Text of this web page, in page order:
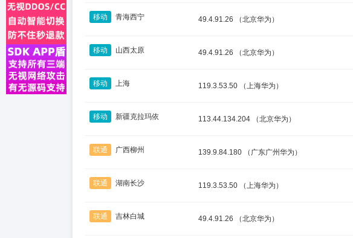
移动 青海西宁 49.4.91.26 （北京华为）
移动 山西太原 49.4.91.26 （北京华为）
移动 上海 119.3.53.50 （上海华为）
移动 新疆克拉玛依 113.44.134.204 （北京华为）
联通 广西柳州 139.9.84.180 （广东广州华为）
联通 湖南长沙 119.3.53.50 （上海华为）
联通 吉林白城 49.4.91.26 （北京华为）